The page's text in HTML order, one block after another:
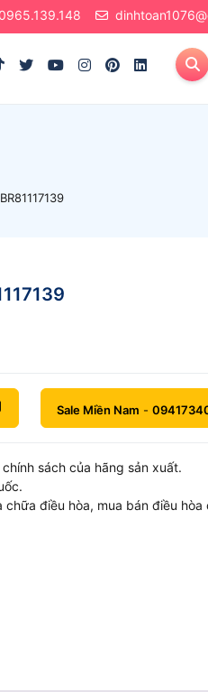
0965.139.148
Sale Miền Nam -
sách của hãng sản xuất.
điều hòa, mua bán điều hòa